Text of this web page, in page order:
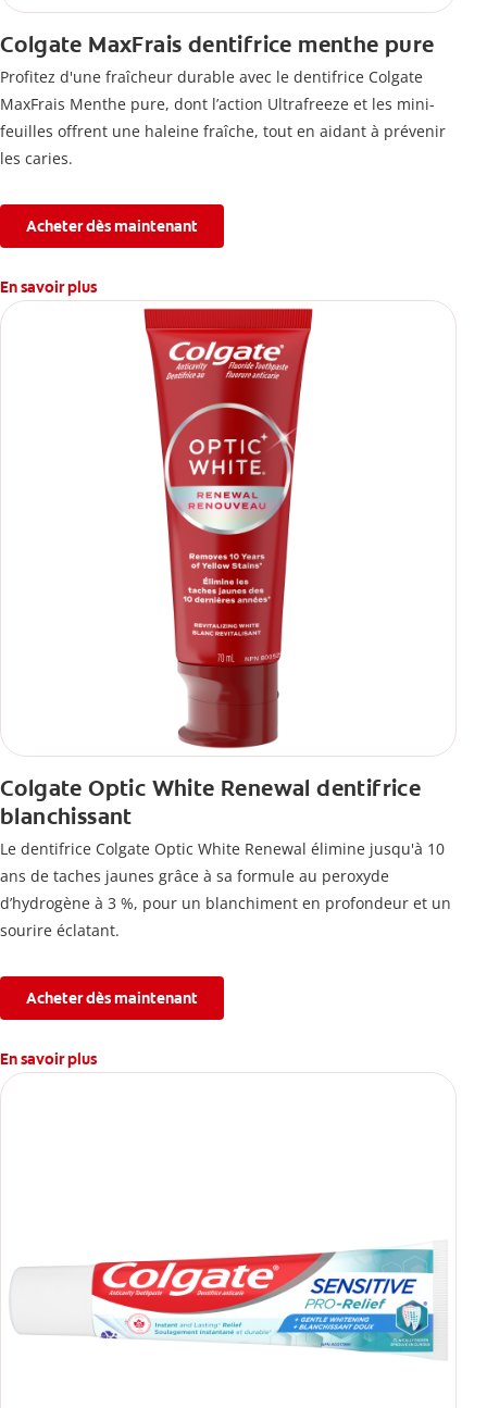
Colgate MaxFrais dentifrice menthe pure
Profitez d'une fraîcheur durable avec le dentifrice Colgate
MaxFrais Menthe pure, dont l’action Ultrafreeze et les mini-
feuilles offrent une haleine fraîche, tout en aidant à prévenir
les caries.
Acheter dès maintenant
En savoir plus
Colgate Optic White Renewal dentifrice
blanchissant
Le dentifrice Colgate Optic White Renewal élimine jusqu'à 10
ans de taches jaunes grâce à sa formule au peroxyde
d’hydrogène à 3 %, pour un blanchiment en profondeur et un
sourire éclatant.
Acheter dès maintenant
En savoir plus